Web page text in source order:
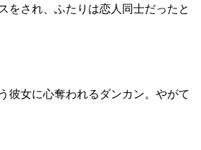
をされ、ふたりは恋人同士だったと
彼女に心奪われるダンカン。やがて